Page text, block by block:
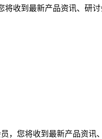
收到最新产品资讯、研
，您将收到最新产品资讯